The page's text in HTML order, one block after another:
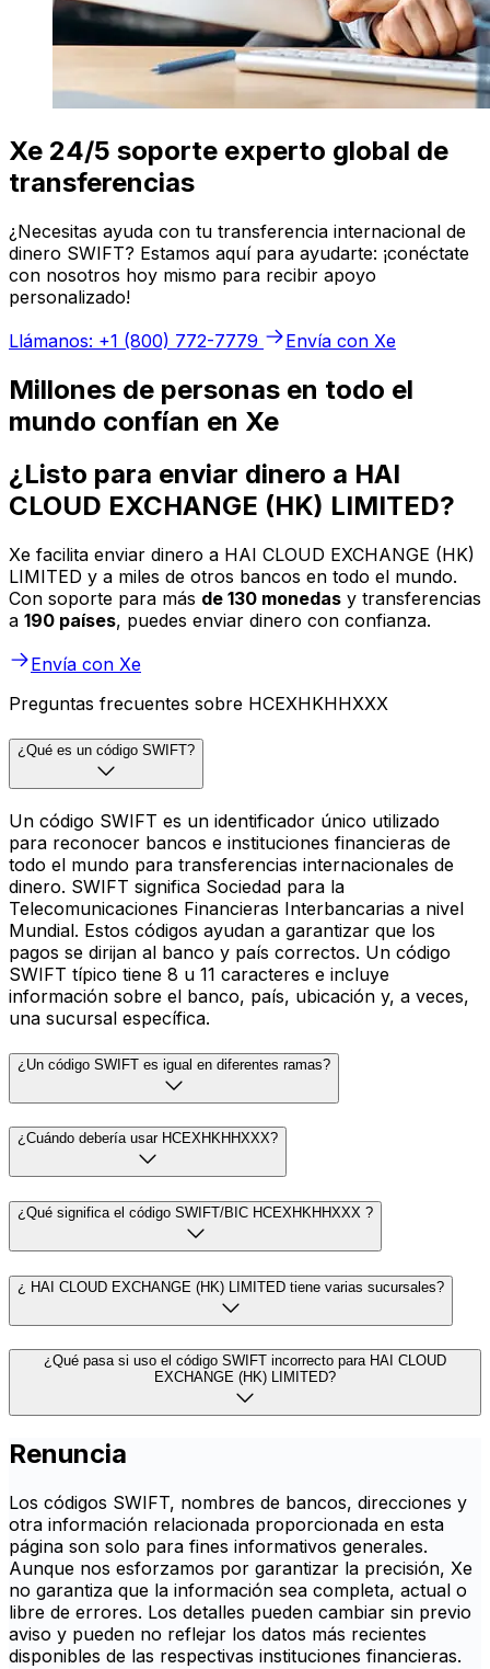
Xe 24/5 soporte experto global de
transferencias
¿Necesitas ayuda con tu transferencia internacional de
dinero SWIFT? Estamos aquí para ayudarte: ¡conéctate
con nosotros hoy mismo para recibir apoyo
personalizado!
Llámanos: +1 (800) 772-7779
Envía con Xe
Millones de personas en todo el
mundo confían en Xe
¿Listo para enviar dinero a HAI
CLOUD EXCHANGE (HK) LIMITED?
Xe facilita enviar dinero a HAI CLOUD EXCHANGE (HK)
LIMITED y a miles de otros bancos en todo el mundo.
Con soporte para más de 130 monedas y transferencias
a 190 países, puedes enviar dinero con confianza.
Envía con Xe
Preguntas frecuentes sobre HCEXHKHHXXX
¿Qué es un código SWIFT?
Un código SWIFT es un identificador único utilizado
para reconocer bancos e instituciones financieras de
todo el mundo para transferencias internacionales de
dinero. SWIFT significa Sociedad para la
Telecomunicaciones Financieras Interbancarias a nivel
Mundial. Estos códigos ayudan a garantizar que los
pagos se dirijan al banco y país correctos. Un código
SWIFT típico tiene 8 u 11 caracteres e incluye
información sobre el banco, país, ubicación y, a veces,
una sucursal específica.
¿Un código SWIFT es igual en diferentes ramas?
¿Cuándo debería usar HCEXHKHHXXX?
¿Qué significa el código SWIFT/BIC HCEXHKHHXXX ?
¿ HAI CLOUD EXCHANGE (HK) LIMITED tiene varias sucursales?
¿Qué pasa si uso el código SWIFT incorrecto para HAI CLOUD
EXCHANGE (HK) LIMITED?
Renuncia
Los códigos SWIFT, nombres de bancos, direcciones y
otra información relacionada proporcionada en esta
página son solo para fines informativos generales.
Aunque nos esforzamos por garantizar la precisión, Xe
no garantiza que la información sea completa, actual o
libre de errores. Los detalles pueden cambiar sin previo
aviso y pueden no reflejar los datos más recientes
disponibles de las respectivas instituciones financieras.